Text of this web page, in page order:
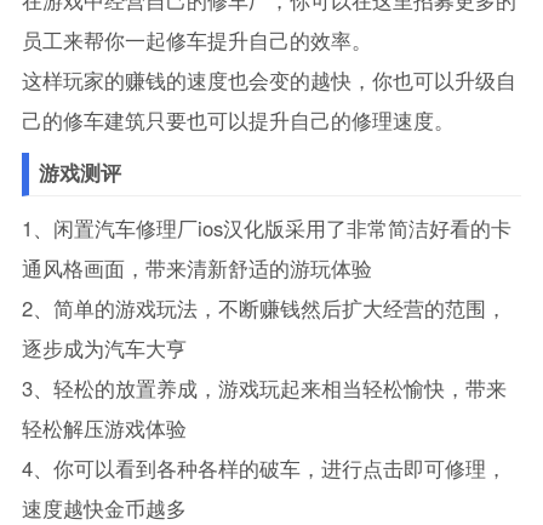
员工来帮你一起修车提升自己的效率。
这样玩家的赚钱的速度也会变的越快，你也可以升级自
己的修车建筑只要也可以提升自己的修理速度。
游戏测评
1、闲置汽车修理厂ios汉化版采用了非常简洁好看的卡
通风格画面，带来清新舒适的游玩体验
2、简单的游戏玩法，不断赚钱然后扩大经营的范围，
逐步成为汽车大亨
3、轻松的放置养成，游戏玩起来相当轻松愉快，带来
轻松解压游戏体验
4、你可以看到各种各样的破车，进行点击即可修理，
速度越快金币越多